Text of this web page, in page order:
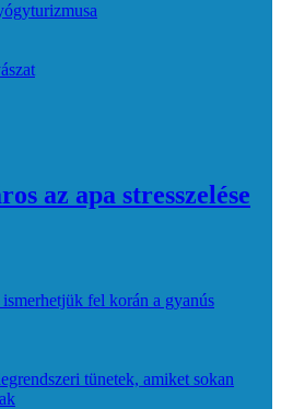
az apa stresszelése
fel korán a gyanús
tünetek, amiket sokan